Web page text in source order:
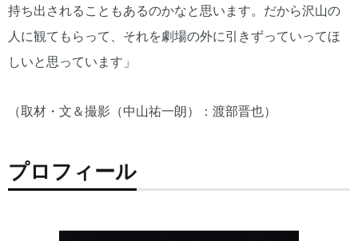
持ち出されることもあるのかなと思います。だから沢山の
人に観てもらって、それを劇場の外に引きずっていってほ
しいと思っています」
（取材・文＆撮影（中山祐一朗）：渡部晋也）
プロフィール